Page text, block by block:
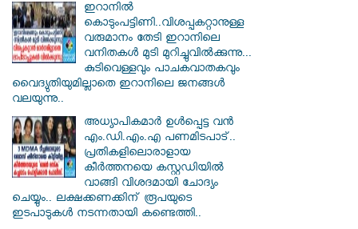
ഇറാനില്‍
കൊടുംപട്ടിണി..വിശപ്പകറ്റാനുള്ള
വരുമാനം തേടി ഇറാനിലെ
വനിതകള്‍ മുടി മുറിച്ചുവില്‍ക്കുന്നു...
കുടിവെള്ളവും പാചകവാതകവും
വൈദ്യുതിയുമില്ലാതെ ഇറാനിലെ ജനങ്ങള്‍
വലയുന്നു..
അധ്യാപികമാര്‍ ഉള്‍പ്പെട്ട വന്‍
എം.ഡി.എം.എ പണമിടപാട്..
പ്രതികളിലൊരാളായ
കീര്‍ത്തനയെ കസ്റ്റഡിയില്‍
വാങ്ങി വിശദമായി ചോദ്യം
ചെയ്യും.. ലക്ഷക്കണക്കിന് രൂപയുടെ
ഇടപാടുകള്‍ നടന്നതായി കണ്ടെത്തി..